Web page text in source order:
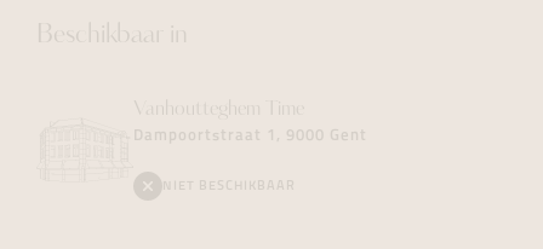
Beschikbaar in
Vanhoutteghem Time
Dampoortstraat 1, 9000 Gent
NIET BESCHIKBAAR